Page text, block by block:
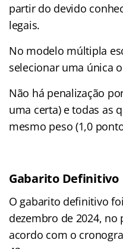
partir do devido
legais.
No modelo múltipla
selecionar uma única
Não há penalização
uma certa) e todas as
mesmo peso (1,0
Gabarito Definitivo
O gabarito definitivo
dezembro de 2024,
acordo com o